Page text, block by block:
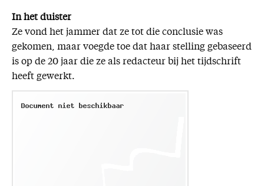
In het duister
Ze vond het jammer dat ze tot die conclusie was
gekomen, maar voegde toe dat haar stelling gebaseerd
is op de 20 jaar die ze als redacteur bij het tijdschrift
heeft gewerkt.